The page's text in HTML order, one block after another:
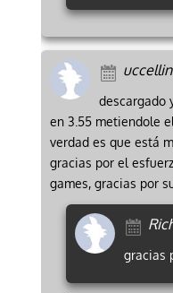
descargado
en 3.55 metiendole
verdad es que está
gracias por el
games, gracias por
gracias